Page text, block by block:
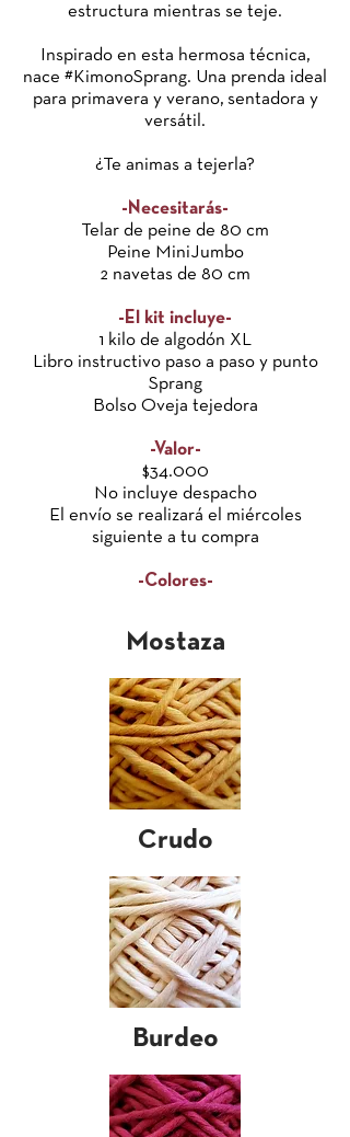
estructura mientras se teje.
Inspirado en esta hermosa técnica,
nace #KimonoSprang. Una prenda ideal
para primavera y verano, sentadora y
versátil.
¿Te animas a tejerla?
-Necesitarás-
Telar de peine de 80 cm
Peine MiniJumbo
2 navetas de 80 cm
-El kit incluye-
1 kilo de algodón XL
Libro instructivo paso a paso y punto
Sprang
Bolso Oveja tejedora
-Valor-
$34.000
No incluye despacho
El envío se realizará el miércoles
siguiente a tu compra
-Colores-
Mostaza
Crudo
Burdeo